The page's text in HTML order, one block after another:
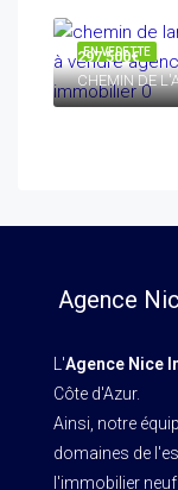
EN VEDETTE
297 500€
CHEMIN DE
Agence
L'Agence Nice
Côte d'Azur.
Ainsi, notre
domaines de
l'immobilier